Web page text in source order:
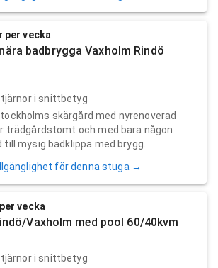
per vecka
badbrygga Vaxholm Rindö
i snittbetyg
skärgård med nyrenoverad
trädgårdstomt och med bara någon
mysig badklippa med brygg...
för denna stuga →
vecka
Vaxholm med pool 60/40kvm
i snittbetyg